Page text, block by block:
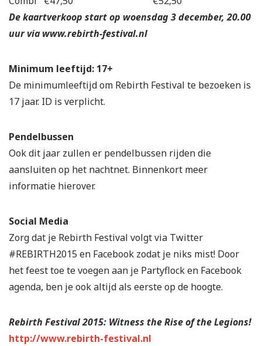
De kaartverkoop start op woensdag 3 december, 20.00
uur via www.rebirth-festival.nl
Minimum leeftijd: 17+
De minimumleeftijd om Rebirth Festival te bezoeken is
17 jaar. ID is verplicht.
Pendelbussen
Ook dit jaar zullen er pendelbussen rijden die
aansluiten op het nachtnet. Binnenkort meer
informatie hierover.
Social Media
Zorg dat je Rebirth Festival volgt via Twitter
#REBIRTH2015 en Facebook zodat je niks mist! Door
het feest toe te voegen aan je Partyflock en Facebook
agenda, ben je ook altijd als eerste op de hoogte.
Rebirth Festival 2015: Witness the Rise of the Legions!
http://www.rebirth-festival.nl